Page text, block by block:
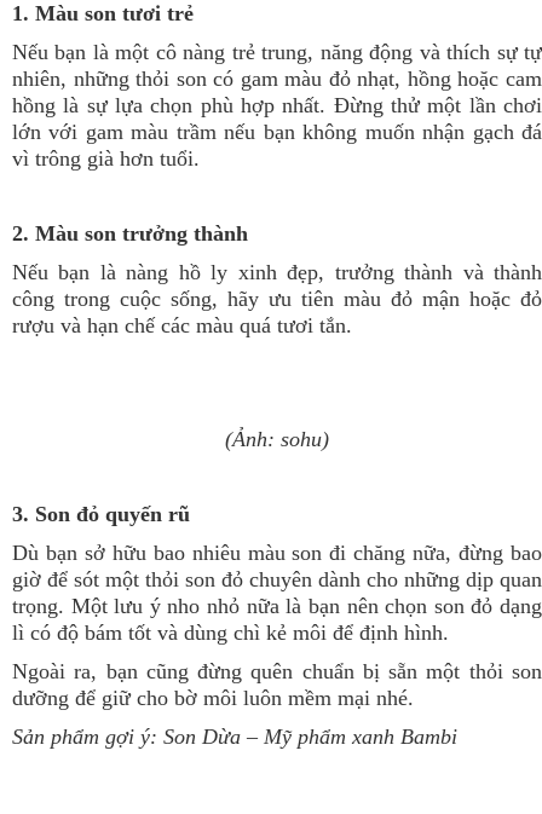
1. Màu son tươi trẻ
Nếu bạn là một cô nàng trẻ trung, năng động và thích sự tự
nhiên, những thỏi son có gam màu đỏ nhạt, hồng hoặc cam
hồng là sự lựa chọn phù hợp nhất. Đừng thử một lần chơi
lớn với gam màu trầm nếu bạn không muốn nhận gạch đá
vì trông già hơn tuổi.
2. Màu son trưởng thành
Nếu bạn là nàng hồ ly xinh đẹp, trưởng thành và thành
công trong cuộc sống, hãy ưu tiên màu đỏ mận hoặc đỏ
rượu và hạn chế các màu quá tươi tắn.
(Ảnh: sohu)
3. Son đỏ quyến rũ
Dù bạn sở hữu bao nhiêu màu son đi chăng nữa, đừng bao
giờ để sót một thỏi son đỏ chuyên dành cho những dịp quan
trọng. Một lưu ý nho nhỏ nữa là bạn nên chọn son đỏ dạng
lì có độ bám tốt và dùng chì kẻ môi để định hình.
Ngoài ra, bạn cũng đừng quên chuẩn bị sẵn một thỏi son
dưỡng để giữ cho bờ môi luôn mềm mại nhé.
Sản phẩm gợi ý: Son Dừa – Mỹ phẩm xanh Bambi